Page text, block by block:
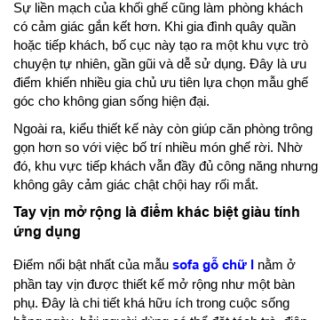
Sự liền mạch của khối ghế cũng làm phòng khách
có cảm giác gắn kết hơn. Khi gia đình quây quần
hoặc tiếp khách, bố cục này tạo ra một khu vực trò
chuyện tự nhiên, gần gũi và dễ sử dụng. Đây là ưu
điểm khiến nhiều gia chủ ưu tiên lựa chọn mẫu ghế
góc cho không gian sống hiện đại.
Ngoài ra, kiểu thiết kế này còn giúp căn phòng trông
gọn hơn so với việc bố trí nhiều món ghế rời. Nhờ
đó, khu vực tiếp khách vẫn đầy đủ công năng nhưng
không gây cảm giác chật chội hay rối mắt.
Tay vịn mở rộng là điểm khác biệt giàu tính
ứng dụng
Điểm nổi bật nhất của mẫu sofa gỗ chữ l nằm ở
phần tay vịn được thiết kế mở rộng như một bàn
phụ. Đây là chi tiết khá hữu ích trong cuộc sống